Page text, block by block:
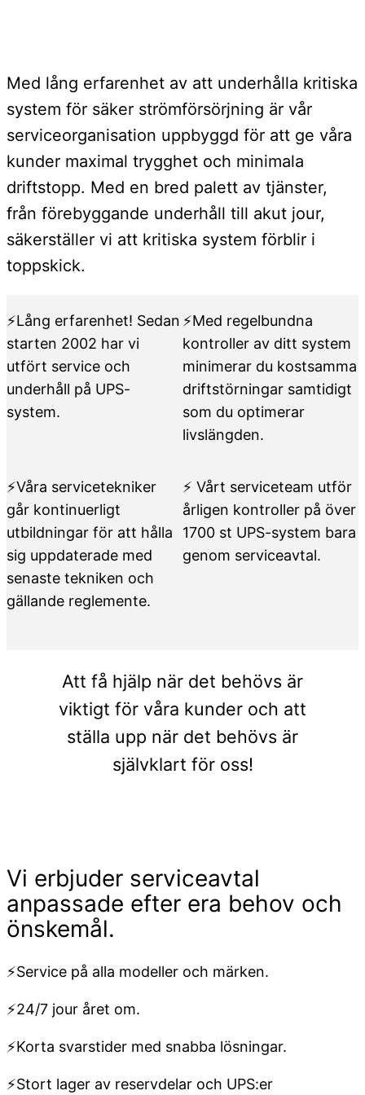
Med lång erfarenhet av att underhålla kritiska
system för säker strömförsörjning är vår
serviceorganisation uppbyggd för att ge våra
kunder maximal trygghet och minimala
driftstopp. Med en bred palett av tjänster,
från förebyggande underhåll till akut jour,
säkerställer vi att kritiska system förblir i
toppskick.
⚡Lång erfarenhet! Sedan
starten 2002 har vi
utfört service och
underhåll på UPS-
system.
⚡Med regelbundna
kontroller av ditt system
minimerar du kostsamma
driftstörningar samtidigt
som du optimerar
livslängden.
⚡Våra servicetekniker
går kontinuerligt
utbildningar för att hålla
sig uppdaterade med
senaste tekniken och
gällande reglemente.
⚡ Vårt serviceteam utför
årligen kontroller på över
1700 st UPS-system bara
genom serviceavtal.
Att få hjälp när det behövs är
viktigt för våra kunder och att
ställa upp när det behövs är
självklart för oss!
Vi erbjuder serviceavtal
anpassade efter era behov och
önskemål.
⚡Service på alla modeller och märken.
⚡24/7 jour året om.
⚡Korta svarstider med snabba lösningar.
⚡Stort lager av reservdelar och UPS:er